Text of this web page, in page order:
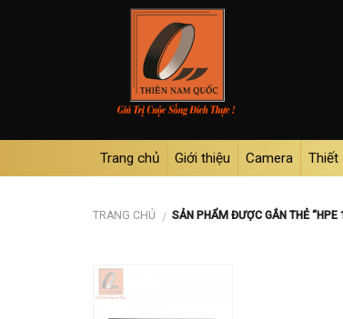
Trang chủ Giới thiệu Camera Thiết
TRANG CHỦ / SẢN PHẨM ĐƯỢC GẮN THẺ